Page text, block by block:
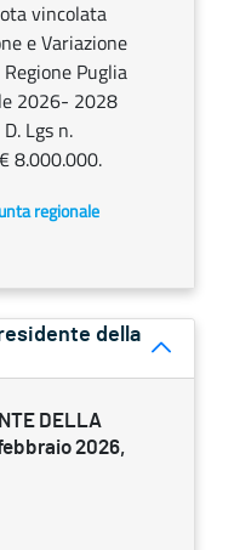
vincolata
e Variazione
Puglia
2026- 2028
Lgs n.
8.000.000.
regionale
della
DELLA
2026,